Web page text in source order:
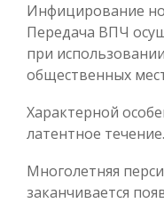
Инфицирование
Передача ВПЧ
при
общественных
Характерной
латентное течение.
Многолетняя
заканчивается